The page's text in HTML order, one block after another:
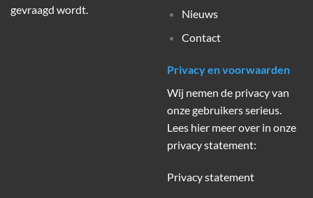
gevraagd wordt.
Nieuws
Contact
Privacy en voorwaarden
Wij nemen de privacy van
onze gebruikers serieus.
Lees hier meer over in onze
privacy statement:
Privacy statement